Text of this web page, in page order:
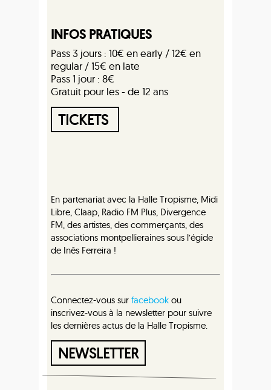
INFOS PRATIQUES
Pass 3 jours : 10€ en early / 12€ en
regular / 15€ en late
Pass 1 jour : 8€
Gratuit pour les - de 12 ans
TICKETS
En partenariat avec la Halle Tropisme, Midi
Libre, Claap, Radio FM Plus, Divergence
FM, des artistes, des commerçants, des
associations montpellieraines sous l’égide
de Inês Ferreira !
Connectez-vous sur facebook ou
inscrivez-vous à la newsletter pour suivre
les dernières actus de la Halle Tropisme.
NEWSLETTER